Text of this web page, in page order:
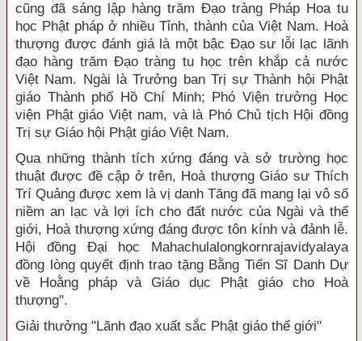
cũng đã sáng lập hàng trăm Đạo tràng Pháp Hoa tu
học Phật pháp ở nhiều Tỉnh, thành của Việt Nam. Hoà
thượng được đánh giá là một bậc Đạo sư lỗi lạc lãnh
đạo hàng trăm Đạo tràng tu học trên khắp cả nước
Việt Nam. Ngài là Trưởng ban Trị sự Thành hội Phật
giáo Thành phố Hồ Chí Minh; Phó Viện trưởng Học
viện Phật giáo Việt nam, và là Phó Chủ tịch Hội đồng
Trị sự Giáo hội Phật giáo Việt Nam.
Qua những thành tích xứng đáng và sở trường học
thuật được đề cập ở trên, Hoà thượng Giáo sư Thích
Trí Quảng được xem là vị danh Tăng đã mang lại vô số
niềm an lạc và lợi ích cho đất nước của Ngài và thế
giới, Hoà thượng xứng đáng được tôn kính và đảnh lễ.
Hội đồng Đại học Mahachulalongkornrajavidyalaya
đồng lòng quyết định trao tặng Bằng Tiến Sĩ Danh Dự
về Hoằng pháp và Giáo dục Phật giáo cho Hoà
thượng".
Giải thưởng "Lãnh đạo xuất sắc Phật giáo thế giới"